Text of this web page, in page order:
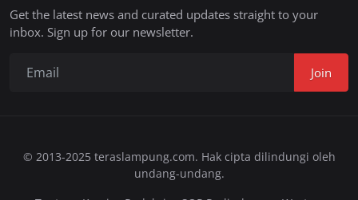
Get the latest news and curated updates straight to your
inbox. Sign up for our newsletter.
Join
© 2013-2025 teraslampung.com. Hak cipta dilindungi oleh
undang-undang.